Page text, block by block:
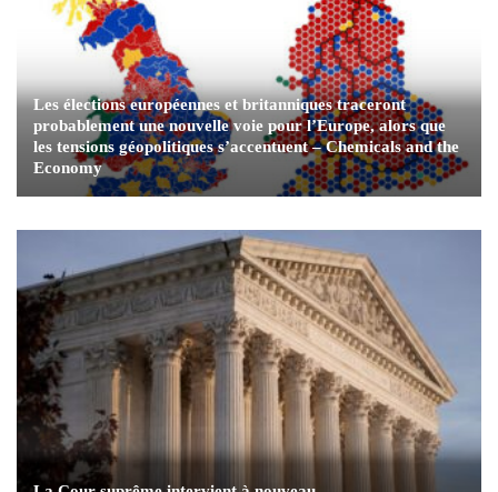
Les élections européennes et britanniques traceront
probablement une nouvelle voie pour l’Europe, alors que
les tensions géopolitiques s’accentuent – ​​Chemicals and the
Economy